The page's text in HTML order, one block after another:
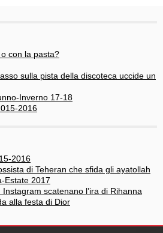
con la pasta?
sulla pista della discoteca uccide un
Inverno 17-18
2016
2016
di Teheran che sfida gli ayatollah
Estate 2017
scatenano l’ira di Rihanna
alla festa di Dior